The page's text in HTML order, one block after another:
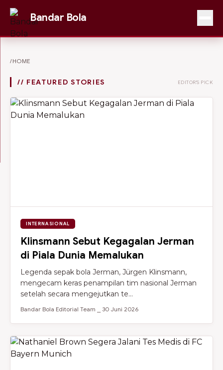
Bandar Bola
/HOME
// FEATURED STORIES EDITOR'S PICK
INTERNASIONAL
Klinsmann Sebut Kegagalan Jerman
di Piala Dunia Memalukan
Legenda sepak bola Jerman, Jürgen Klinsmann,
mengecam keras penampilan tim nasional Jerman
setelah secara mengejutkan te...
Bandar Bola Editorial Team ⎯ 30 Juni 2026